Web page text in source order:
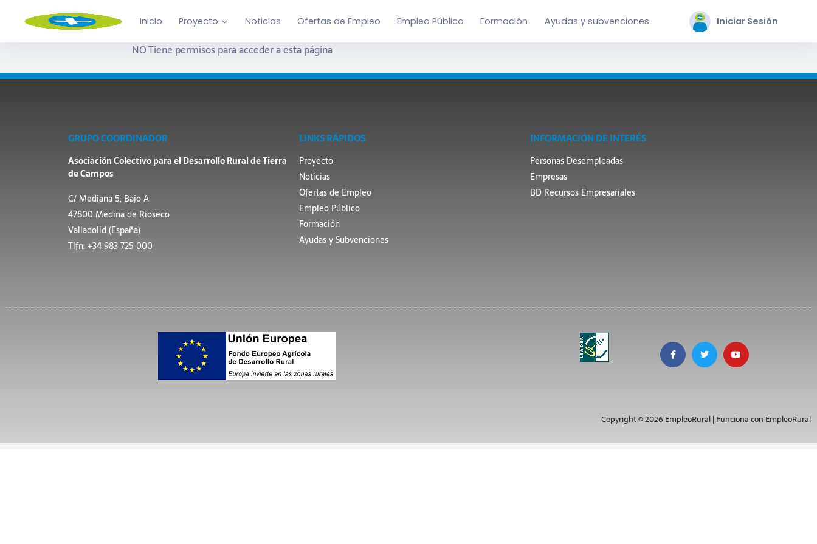
Inicio Proyecto Noticias Ofertas de Empleo Empleo Público Formación Ayudas y subvenciones Iniciar Sesión
NO Tiene permisos para acceder a esta página
GRUPO COORDINADOR
Asociación Colectivo para el Desarrollo Rural de Tierra
de Campos
C/ Mediana 5, Bajo A
47800 Medina de Rioseco
Valladolid (España)
Tlfn: +34 983 725 000
LINKS RÁPIDOS
Proyecto
Noticias
Ofertas de Empleo
Empleo Público
Formación
Ayudas y Subvenciones
INFORMACIÓN DE INTERÉS
Personas Desempleadas
Empresas
BD Recursos Empresariales
Copyright © 2026 EmpleoRural | Funciona con EmpleoRural